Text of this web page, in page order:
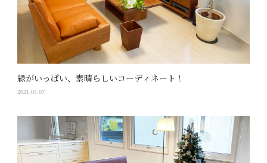
緑がいっぱい、素晴らしいコーディネート！
2021.05.07